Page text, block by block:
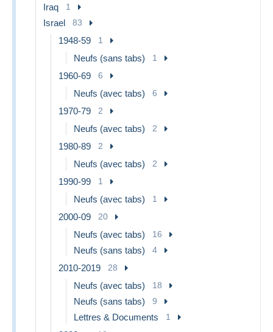
Iraq 1
Israel 83
1948-59 1
Neufs (sans tabs) 1
1960-69 6
Neufs (avec tabs) 6
1970-79 2
Neufs (avec tabs) 2
1980-89 2
Neufs (avec tabs) 2
1990-99 1
Neufs (avec tabs) 1
2000-09 20
Neufs (avec tabs) 16
Neufs (sans tabs) 4
2010-2019 28
Neufs (avec tabs) 18
Neufs (sans tabs) 9
Lettres & Documents 1